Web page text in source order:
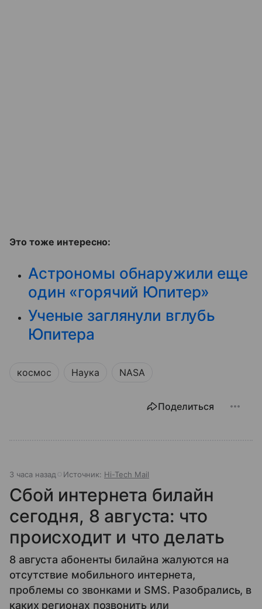
Это тоже интересно:
Астрономы обнаружили еще
один «горячий Юпитер»
Ученые заглянули вглубь
Юпитера
космос Наука NASA
Поделиться
3 часа назад Источник: Hi-Tech Mail
Сбой интернета билайн
сегодня, 8 августа: что
происходит и что делать
8 августа абоненты билайна жалуются на
отсутствие мобильного интернета,
проблемы со звонками и SMS. Разобрались, в
каких регионах позвонить или